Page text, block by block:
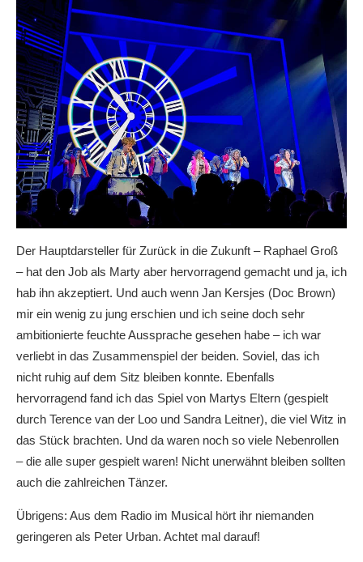
Der Hauptdarsteller für Zurück in die Zukunft – Raphael Groß
– hat den Job als Marty aber hervorragend gemacht und ja, ich
hab ihn akzeptiert. Und auch wenn Jan Kersjes (Doc Brown)
mir ein wenig zu jung erschien und ich seine doch sehr
ambitionierte feuchte Aussprache gesehen habe – ich war
verliebt in das Zusammenspiel der beiden. Soviel, das ich
nicht ruhig auf dem Sitz bleiben konnte. Ebenfalls
hervorragend fand ich das Spiel von Martys Eltern (gespielt
durch Terence van der Loo und Sandra Leitner), die viel Witz in
das Stück brachten. Und da waren noch so viele Nebenrollen
– die alle super gespielt waren! Nicht unerwähnt bleiben sollten
auch die zahlreichen Tänzer.
Übrigens: Aus dem Radio im Musical hört ihr niemanden
geringeren als Peter Urban. Achtet mal darauf!